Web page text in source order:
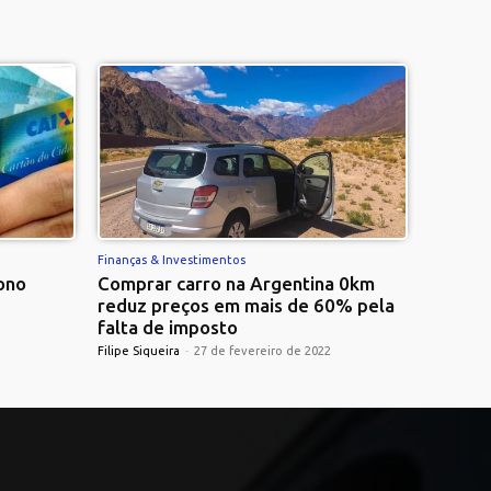
Finanças & Investimentos
Comprar carro na Argentina 0km
reduz preços em mais de 60% pela
falta de imposto
Filipe Siqueira - 27 de fevereiro de 2022